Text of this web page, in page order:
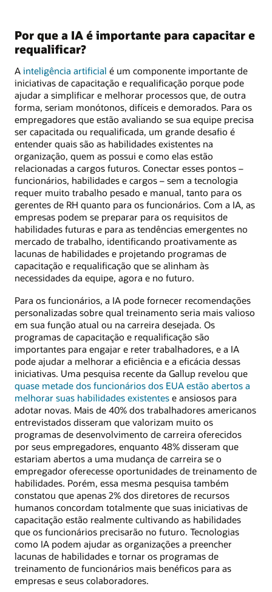
Por que a IA é importante para capacitar e
requalificar?
A inteligência artificial é um componente importante de
iniciativas de capacitação e requalificação porque pode
ajudar a simplificar e melhorar processos que, de outra
forma, seriam monótonos, difíceis e demorados. Para os
empregadores que estão avaliando se sua equipe precisa
ser capacitada ou requalificada, um grande desafio é
entender quais são as habilidades existentes na
organização, quem as possui e como elas estão
relacionadas a cargos futuros. Conectar esses pontos –
funcionários, habilidades e cargos – sem a tecnologia
requer muito trabalho pesado e manual, tanto para os
gerentes de RH quanto para os funcionários. Com a IA, as
empresas podem se preparar para os requisitos de
habilidades futuras e para as tendências emergentes no
mercado de trabalho, identificando proativamente as
lacunas de habilidades e projetando programas de
capacitação e requalificação que se alinham às
necessidades da equipe, agora e no futuro.
Para os funcionários, a IA pode fornecer recomendações
personalizadas sobre qual treinamento seria mais valioso
em sua função atual ou na carreira desejada. Os
programas de capacitação e requalificação são
importantes para engajar e reter trabalhadores, e a IA
pode ajudar a melhorar a eficiência e a eficácia dessas
iniciativas. Uma pesquisa recente da Gallup revelou que
quase metade dos funcionários dos EUA estão abertos a
melhorar suas habilidades existentes e ansiosos para
adotar novas. Mais de 40% dos trabalhadores americanos
entrevistados disseram que valorizam muito os
programas de desenvolvimento de carreira oferecidos
por seus empregadores, enquanto 48% disseram que
estariam abertos a uma mudança de carreira se o
empregador oferecesse oportunidades de treinamento de
habilidades. Porém, essa mesma pesquisa também
constatou que apenas 2% dos diretores de recursos
humanos concordam totalmente que suas iniciativas de
capacitação estão realmente cultivando as habilidades
que os funcionários precisarão no futuro. Tecnologias
como IA podem ajudar as organizações a preencher
lacunas de habilidades e tornar os programas de
treinamento de funcionários mais benéficos para as
empresas e seus colaboradores.